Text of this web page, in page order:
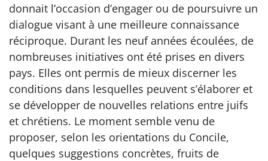
donnait l’occasion d’engager ou de poursuivre un
dialogue visant à une meilleure connaissance
réciproque. Durant les neuf années écoulées, de
nombreuses initiatives ont été prises en divers
pays. Elles ont permis de mieux discerner les
conditions dans lesquelles peuvent s’élaborer et
se développer de nouvelles relations entre juifs
et chrétiens. Le moment semble venu de
proposer, selon les orientations du Concile,
quelques suggestions concrètes, fruits de